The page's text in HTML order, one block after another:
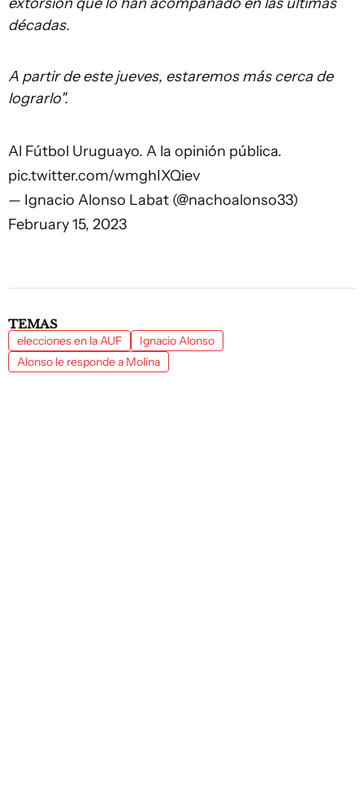
décadas.
A partir de este jueves, estaremos más cerca de
lograrlo".
Al Fútbol Uruguayo. A la opinión pública.
pic.twitter.com/wmghIXQiev
— Ignacio Alonso Labat (@nachoalonso33)
February 15, 2023
TEMAS
elecciones en la AUF
Ignacio Alonso
Alonso le responde a Molina